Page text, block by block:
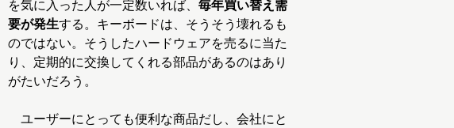
を気に入った人が一定数いれば、 毎年買い替え需
要が発生する。キーボードは、そうそう壊れるも
のではない。そうしたハードウェアを売るに当た
り、定期的に交換してくれる部品があるのはあり
がたいだろう。
ユーザーにとっても便利な商品だし、会社にと